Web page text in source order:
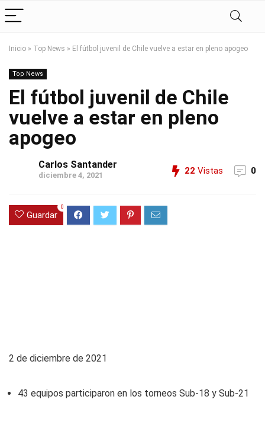
Inicio » Top News » El fútbol juvenil de Chile vuelve a estar en pleno apogeo
Top News
El fútbol juvenil de Chile
vuelve a estar en pleno
apogeo
Carlos Santander
diciembre 4, 2021 22 Vistas 0
Guardar
0
2 de diciembre de 2021
43 equipos participaron en los torneos Sub-18 y Sub-21